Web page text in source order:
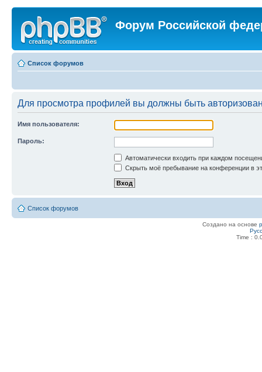
Форум Российской
Список форумов
Для просмотра профилей вы должны быть
Имя пользователя:
Пароль:
Автоматически входить при каждом
Скрыть моё пребывание на конференции в
Список форумов
Создано на основе
Time :